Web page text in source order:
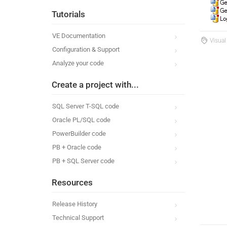
Visual
Tutorials
VE Documentation
Configuration & Support
Analyze your code
Create a project with...
SQL Server T-SQL code
Oracle PL/SQL code
PowerBuilder code
PB + Oracle code
PB + SQL Server code
Resources
Release History
Technical Support